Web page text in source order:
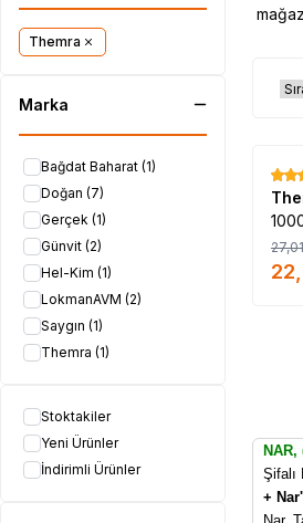
Themra
Marka
Bağdat Baharat (1)
Doğan (7)
Gerçek (1)
Günvit (2)
Hel-Kim (1)
LokmanAVM (2)
Saygın (1)
Themra (1)
Stoktakiler
Yeni Ürünler
İndirimli Ürünler
%17
27,01
NAR,
Şifalı
+